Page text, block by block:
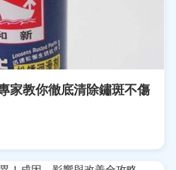
家教你徹底清除鏽斑不傷